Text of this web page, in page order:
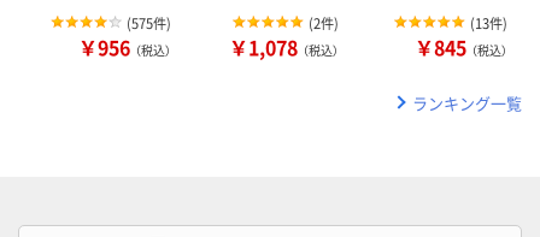
(575件)
￥956 （税込）
(2件)
￥1,078 （税込）
(13件)
￥845 （税込）
ランキング一覧